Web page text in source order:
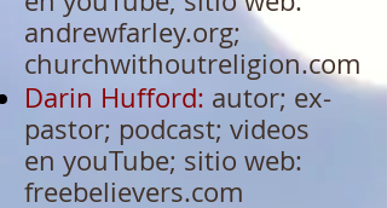
andrewfarley.org;
churchwithoutreligion.com
Darin Hufford: autor; ex-
pastor; podcast; videos
en youTube; sitio web:
freebelievers.com